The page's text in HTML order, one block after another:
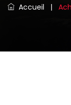
Accueil |